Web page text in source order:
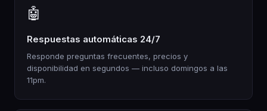
🤖
Respuestas automáticas 24/7
Responde preguntas frecuentes, precios y
disponibilidad en segundos — incluso domingos a las
11pm.